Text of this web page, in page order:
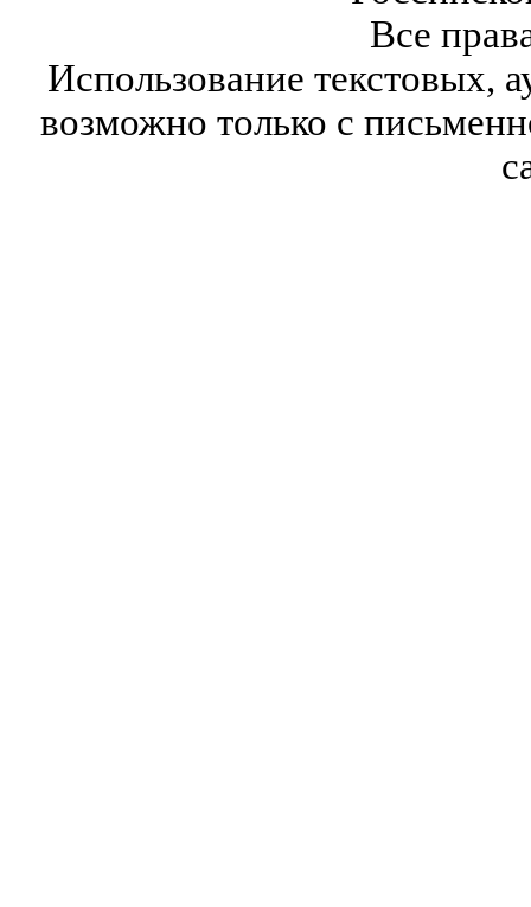
Все
Использование текстовых,
возможно только с